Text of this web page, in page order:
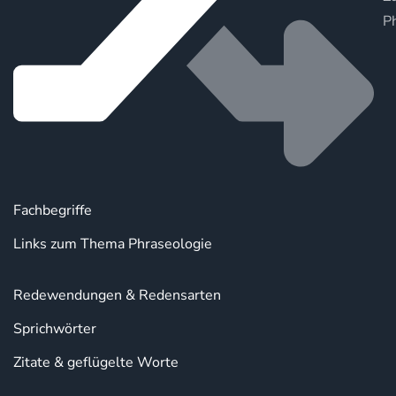
Fachbegriffe
Links zum Thema Phraseologie
Redewendungen & Redensarten
Sprichwörter
Zitate & geflügelte Worte